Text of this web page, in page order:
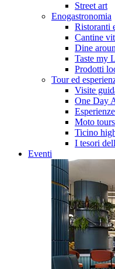
Street art
Enogastronomia
Ristoranti
Cantine
Dine
Taste my
Prodotti
Tour ed
Visite
One Day
Esperienze
Moto tours
Ticino
I tesori
Eventi